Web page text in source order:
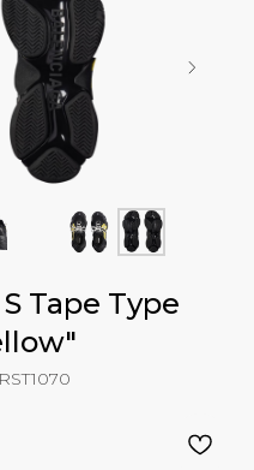
Tape Type